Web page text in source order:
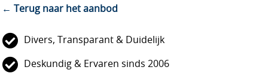
← Terug naar het aanbod
Divers, Transparant & Duidelijk
Deskundig & Ervaren sinds 2006